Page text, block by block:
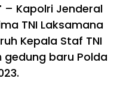
– Kapolri Jenderal
TNI Laksamana
Kepala Staf TNI
gedung baru Polda